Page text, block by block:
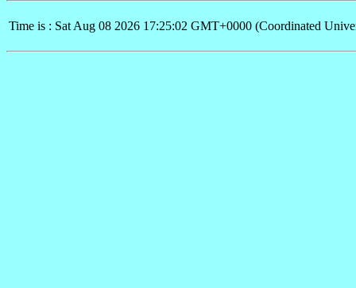
Time is : Sat Aug 08 2026 17:25:02 GMT+0000 (Coordinated